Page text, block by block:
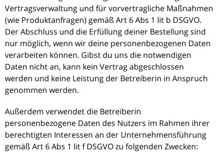
Vertragsverwaltung und für vorvertragliche Maßnahmen
(wie Produktanfragen) gemäß Art 6 Abs 1 lit b DSGVO.
Der Abschluss und die Erfüllung deiner Bestellung sind
nur möglich, wenn wir deine personenbezogenen Daten
verarbeiten können. Gibst du uns die notwendigen
Daten nicht an, kann kein Vertrag abgeschlossen
werden und keine Leistung der Betreiberin in Anspruch
genommen werden.
Außerdem verwendet die Betreiberin
personenbezogene Daten des Nutzers im Rahmen ihrer
berechtigten Interessen an der Unternehmensführung
gemäß Art 6 Abs 1 lit f DSGVO zu folgenden Zwecken: